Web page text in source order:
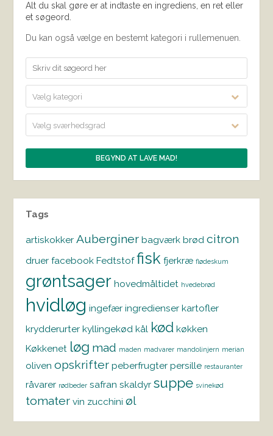
Alt du skal gøre er at indtaste en ingrediens, en ret eller
et søgeord.
Du kan også vælge en bestemt kategori i rullemenuen.
Vælg kategori
Vælg sværhedsgrad
Tags
artiskokker Auberginer bagværk brød citron
druer facebook Fedtstof fisk fjerkræ flødeskum
grøntsager hovedmåltidet hvedebrød
hvidløg ingefær ingredienser kartofler
krydderurter kyllingekød kål kød køkken
Køkkenet løg mad maden madvarer mandolinjern merian
oliven opskrifter peberfrugter persille restauranter
råvarer rødbeder safran skaldyr suppe svinekød
tomater vin zucchini øl